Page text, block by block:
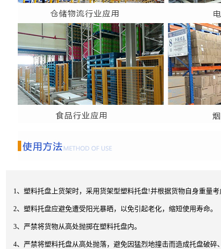
1、塑料托盘上货架时，采用货架型塑料托盘!并根据货物自身重量
2、塑料托盘应避免遭受阳光暴晒，以免引起老化，缩短使用寿命。
3、严禁将货物从高处抛掷在塑料托盘内。
4、严禁将塑料托盘从高处抛落，避免因猛烈地撞击而造成托盘破碎